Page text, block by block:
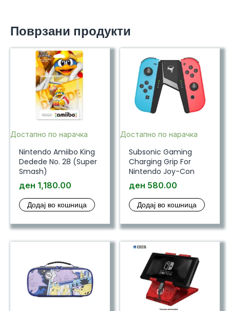
Поврзани продукти
Достапно по нарачка
Nintendo Amiibo King
Dedede No. 28 (Super
Smash)
ден 1,180.00
Додај во кошница
Достапно по нарачка
Subsonic Gaming
Charging Grip For
Nintendo Joy-Con
ден 580.00
Додај во кошница